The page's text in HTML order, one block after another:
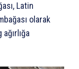
Latin
olarak